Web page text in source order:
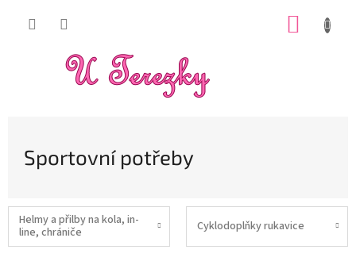
Sportovní potřeby
Helmy a přilby na kola, in-
line, chrániče
Cyklodoplňky rukavice